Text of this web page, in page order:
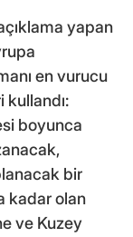
yapan
en vurucu
kullandı:
boyunca
bir
kadar olan
ve Kuzey